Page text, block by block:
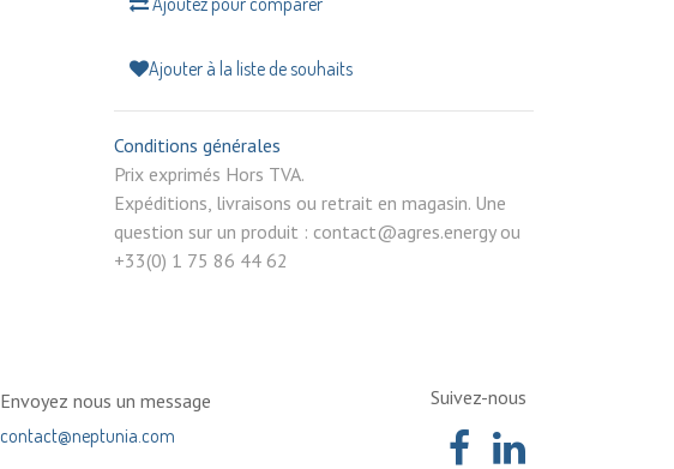
Ajouter à la liste de souhaits
Conditions générales
Prix exprimés Hors TVA.
Expéditions, livraisons ou retrait en magasin. Une
question sur un produit : contact@agres.energy ou
+33(0) 1 75 86 44 62
Envoyez nous un message
contact@neptunia.com
Suivez-nous